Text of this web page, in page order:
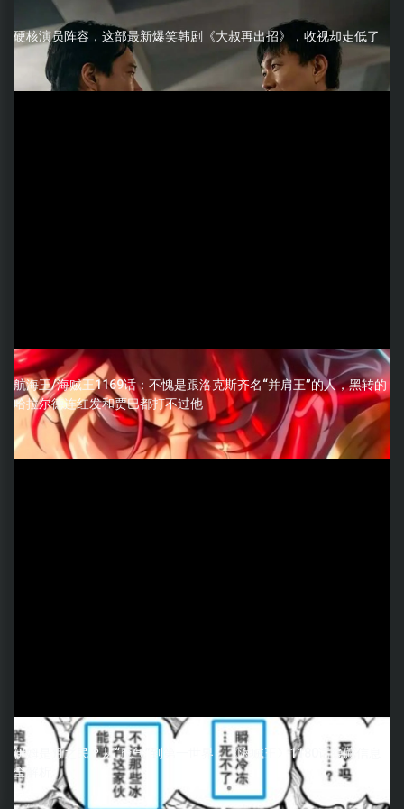
硬核演员阵容，这部最新爆笑韩剧《大叔再出招》，收视却走低了
航海王/海贼王1169话：不愧是跟洛克斯齐名“并肩王”的人，黑转的
哈拉尔德连红发和贾巴都打不过他
伊姆是月之民？从“魔气”到第一世界，《海贼王》1180话隐藏信息
全解析